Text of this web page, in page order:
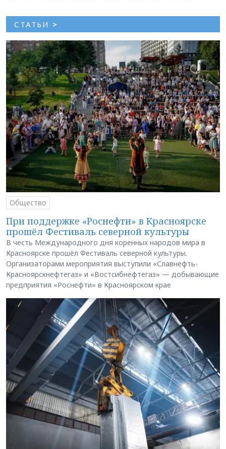
СТАТЬИ >
Общество
При поддержке «Роснефти» в Красноярске
прошёл Фестиваль северной культуры
В честь Международного дня коренных народов мира в
Красноярске прошёл Фестиваль северной культуры.
Организаторами мероприятия выступили «Славнефть-
Красноярскнефтегаз» и «Востсибнефтегаз» — добывающие
предприятия «Роснефти» в Красноярском крае